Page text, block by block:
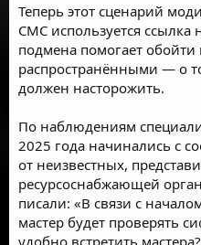
Теперь этот сценарий
СМС используется ссылка
подмена помогает
распространёнными — о
должен насторожить.
По наблюдениям
2025 года начинались с
от неизвестных,
ресурсоснабжающей
писали: «В связи с
мастер будет проверять
удобно встретить